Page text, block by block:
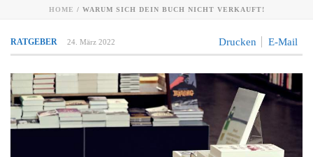
HOME / WARUM SICH DEIN BUCH NICHT VERKAUFT!
Drucken E-Mail
RATGEBER 24. März 2022